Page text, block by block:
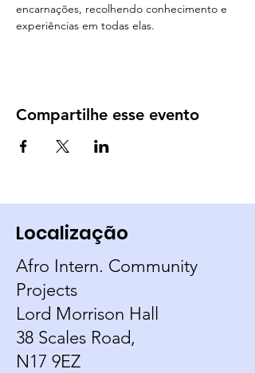
encarnações, recolhendo conhecimento e
experiências em todas elas.
Compartilhe esse evento
Localização
Afro Intern. Community
Projects
Lord Morrison Hall
38 Scales Road,
N17 9EZ